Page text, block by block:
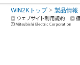
WIN2Kトップ 製品情報